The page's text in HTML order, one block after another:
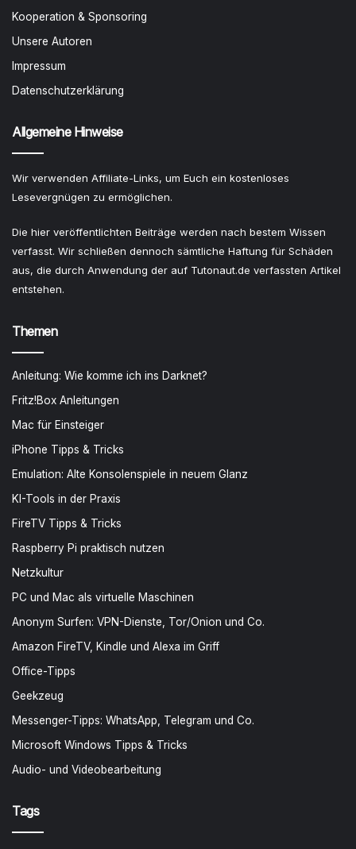
Kooperation & Sponsoring
Unsere Autoren
Impressum
Datenschutzerklärung
Allgemeine Hinweise
Wir verwenden Affiliate-Links, um Euch ein kostenloses
Lesevergnügen zu ermöglichen.
Die hier veröffentlichten Beiträge werden nach bestem Wissen
verfasst. Wir schließen dennoch sämtliche Haftung für Schäden
aus, die durch Anwendung der auf Tutonaut.de verfassten Artikel
entstehen.
Themen
Anleitung: Wie komme ich ins Darknet?
Fritz!Box Anleitungen
Mac für Einsteiger
iPhone Tipps & Tricks
Emulation: Alte Konsolenspiele in neuem Glanz
KI-Tools in der Praxis
FireTV Tipps & Tricks
Raspberry Pi praktisch nutzen
Netzkultur
PC und Mac als virtuelle Maschinen
Anonym Surfen: VPN-Dienste, Tor/Onion und Co.
Amazon FireTV, Kindle und Alexa im Griff
Office-Tipps
Geekzeug
Messenger-Tipps: WhatsApp, Telegram und Co.
Microsoft Windows Tipps & Tricks
Audio- und Videobearbeitung
Tags